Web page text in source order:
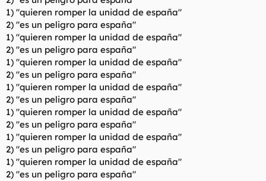
1) "quieren romper la unidad de españa"
2) "es un peligro para españa"
1) "quieren romper la unidad de españa"
2) "es un peligro para españa"
1) "quieren romper la unidad de españa"
2) "es un peligro para españa"
1) "quieren romper la unidad de españa"
2) "es un peligro para españa"
1) "quieren romper la unidad de españa"
2) "es un peligro para españa"
1) "quieren romper la unidad de españa"
2) "es un peligro para españa"
1) "quieren romper la unidad de españa"
2) "es un peligro para españa"